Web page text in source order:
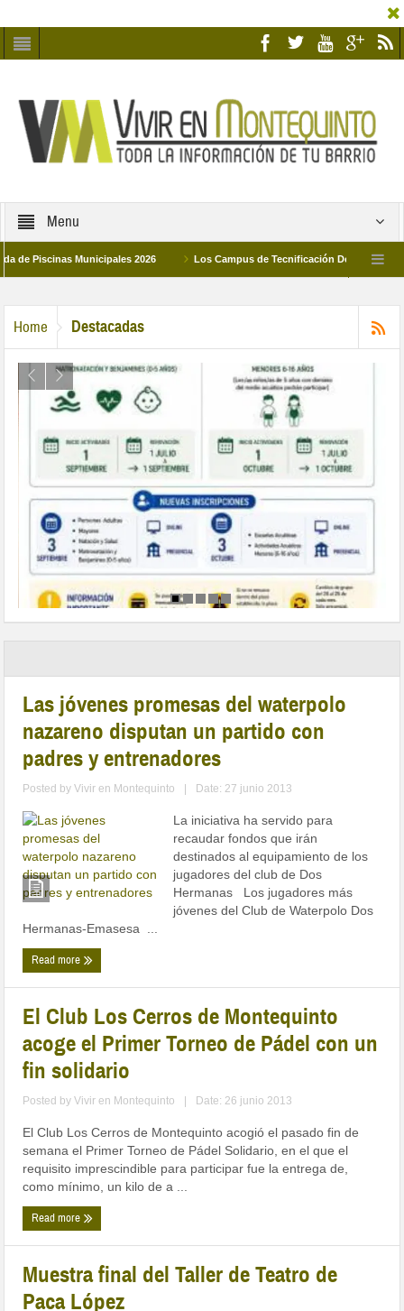
Menu
Los Campus de Tecnificación Deportiva 2026
Home Destacadas
Las jóvenes promesas del waterpolo
nazareno disputan un partido con
padres y entrenadores
Posted byVivir en Montequinto | Date: 27 junio 2013
La iniciativa ha servido para
recaudar fondos que irán
destinados al equipamiento de los
jugadores del club de Dos
Hermanas Los jugadores más
jóvenes del Club de Waterpolo Dos
Hermanas-Emasesa ...
Read more
El Club Los Cerros de Montequinto
acoge el Primer Torneo de Pádel con un
fin solidario
Posted byVivir en Montequinto | Date: 26 junio 2013
El Club Los Cerros de Montequinto acogió el pasado fin de
semana el Primer Torneo de Pádel Solidario, en el que el
requisito imprescindible para participar fue la entrega de,
como mínimo, un kilo de a ...
Read more
Muestra final del Taller de Teatro de
Paca López